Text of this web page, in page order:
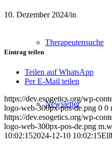
Therapeutensuche
Newsletter
10. Dezember 2024/in
Eintrag teilen
Teilen auf WhatsApp
Per E-Mail teilen
https://dev.esogetics.org/wp-
logo-web-300px-pos-de.png 0 0
https://dev.esogetics.org/wp-
logo-web-300px-pos-de.png
10:02:152024-12-10 10:02:15